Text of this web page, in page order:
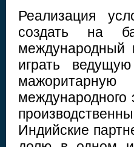
Реализация
создать на
международный
играть
международного
Индийские